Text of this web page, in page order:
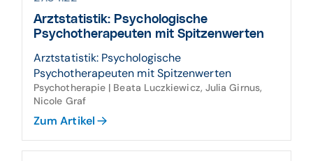
Arztstatistik: Psychologische
Psychotherapeuten mit Spitzenwerten
Arztstatistik: Psychologische
Psychotherapeuten mit Spitzenwerten
Psychotherapie | Beata Luczkiewicz, Julia Girnus,
Nicole Graf
Zum Artikel